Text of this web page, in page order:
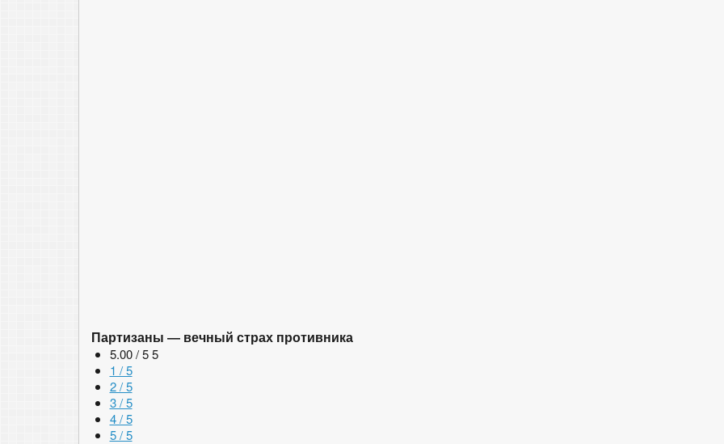
Партизаны — вечный страх противника
5.00 / 5 5
1 / 5
2 / 5
3 / 5
4 / 5
5 / 5